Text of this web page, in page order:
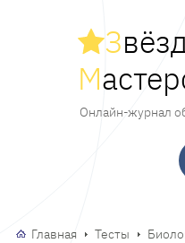
З
М
Онлайн-журнал
Главная Тесты